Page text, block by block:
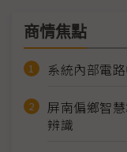
商情焦點
系統內部電
屏南偏鄉智
辨識